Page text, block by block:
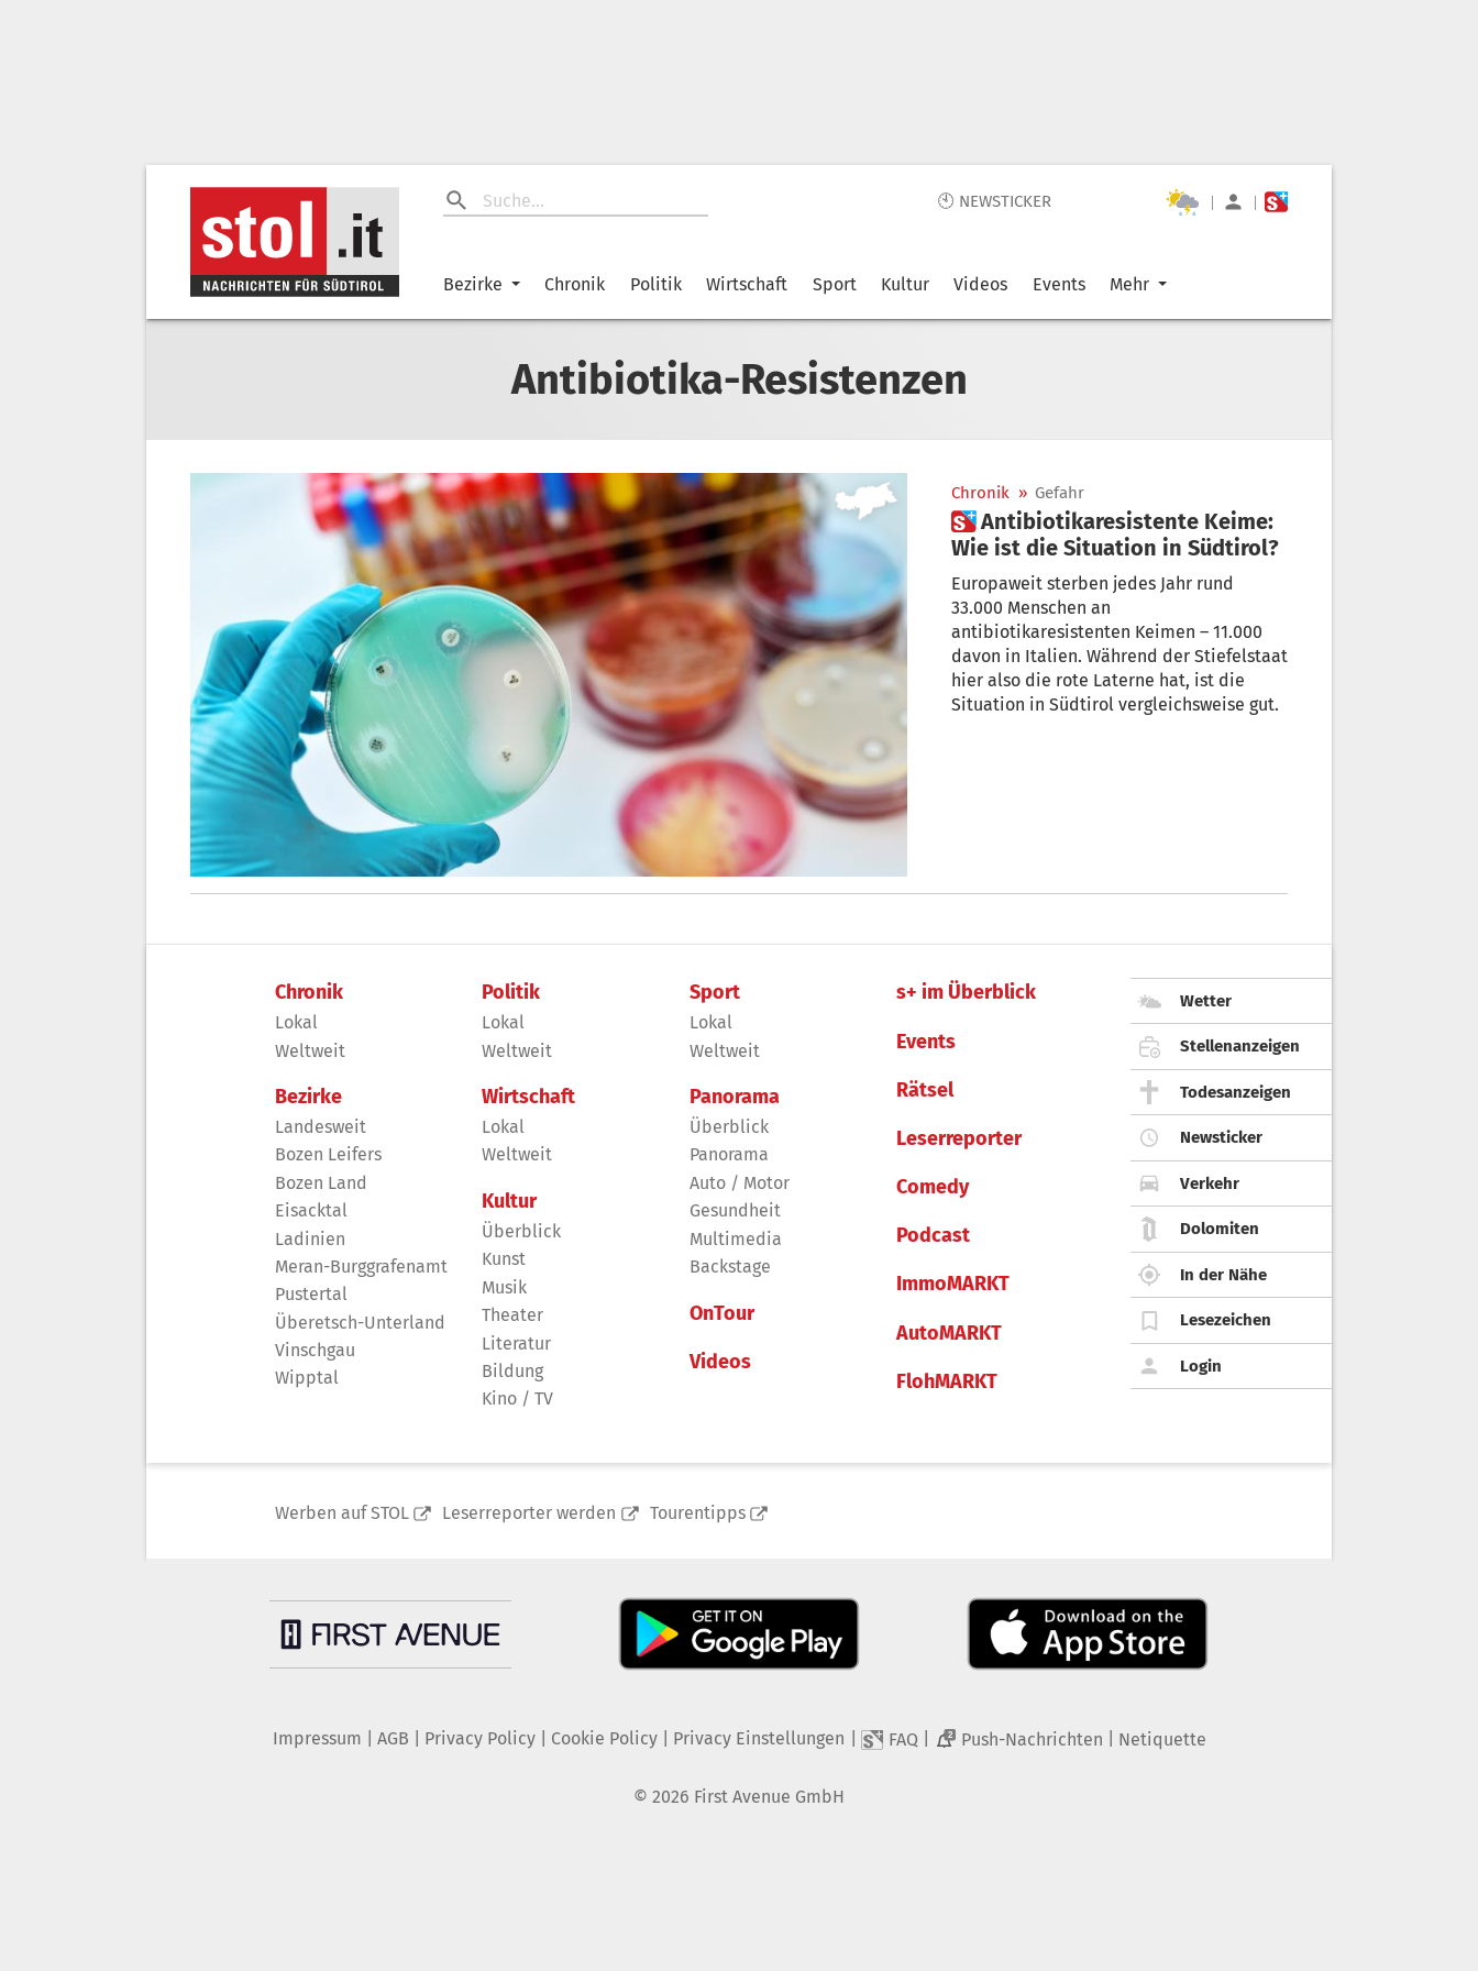
🕙 NEWSTICKER | |
Bezirke Chronik Politik Wirtschaft Sport Kultur Videos Events Mehr
Antibiotika-Resistenzen
Chronik » Gefahr
 Antibiotikaresistente Keime:
Wie ist die Situation in Südtirol?
Europaweit sterben jedes Jahr rund
33.000 Menschen an
antibiotikaresistenten Keimen – 11.000
davon in Italien. Während der Stiefelstaat
hier also die rote Laterne hat, ist die
Situation in Südtirol vergleichsweise gut.
Chronik
Lokal
Weltweit
Bezirke
Landesweit
Bozen Leifers
Bozen Land
Eisacktal
Ladinien
Meran-Burggrafenamt
Pustertal
Überetsch-Unterland
Vinschgau
Wipptal
Politik
Lokal
Weltweit
Wirtschaft
Lokal
Weltweit
Kultur
Überblick
Kunst
Musik
Theater
Literatur
Bildung
Kino / TV
Sport
Lokal
Weltweit
Panorama
Überblick
Panorama
Auto / Motor
Gesundheit
Multimedia
Backstage
OnTour
Videos
s+ im Überblick
Events
Rätsel
Leserreporter
Comedy
Podcast
ImmoMARKT
AutoMARKT
FlohMARKT
Wetter
Stellenanzeigen
Todesanzeigen
Newsticker
Verkehr
Dolomiten
In der Nähe
Lesezeichen
Login
Werben auf STOL Leserreporter werden Tourentipps
Impressum AGB Privacy Policy| Cookie Policy| Privacy Einstellungen FAQ 2 Push-Nachrichten Netiquette
© 2026 First Avenue GmbH